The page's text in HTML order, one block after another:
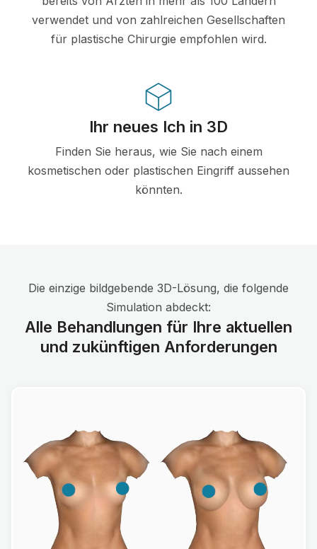
verwendet und von zahlreichen Gesellschaften
für plastische Chirurgie empfohlen wird.
Ihr neues Ich in 3D
Finden Sie heraus, wie Sie nach einem
kosmetischen oder plastischen Eingriff aussehen
könnten.
Die einzige bildgebende 3D-Lösung, die folgende
Simulation abdeckt:
Alle Behandlungen für Ihre aktuellen
und zukünftigen Anforderungen